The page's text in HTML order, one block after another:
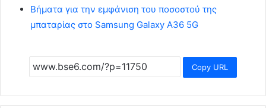
Βήματα για την εμφάνιση του ποσοστού της
μπαταρίας στο Samsung Galaxy A36 5G
Copy URL